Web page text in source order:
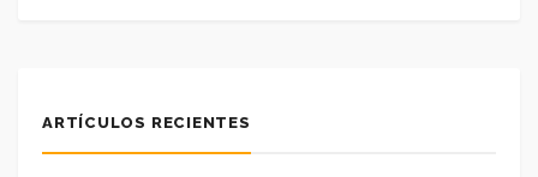
ARTÍCULOS RECIENTES